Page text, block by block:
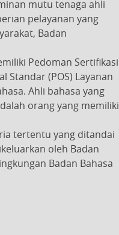
mutu tenaga ahli
pelayanan yang
Badan
Pedoman Sertifikasi
Standar (POS) Layanan
Ahli bahasa yang
orang yang memiliki
tertentu yang ditandai
oleh Badan
Badan Bahasa